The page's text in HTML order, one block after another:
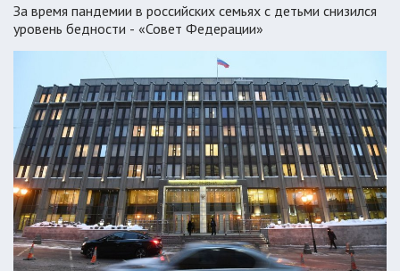
За время пандемии в российских семьях с детьми снизился
уровень бедности - «Совет Федерации»